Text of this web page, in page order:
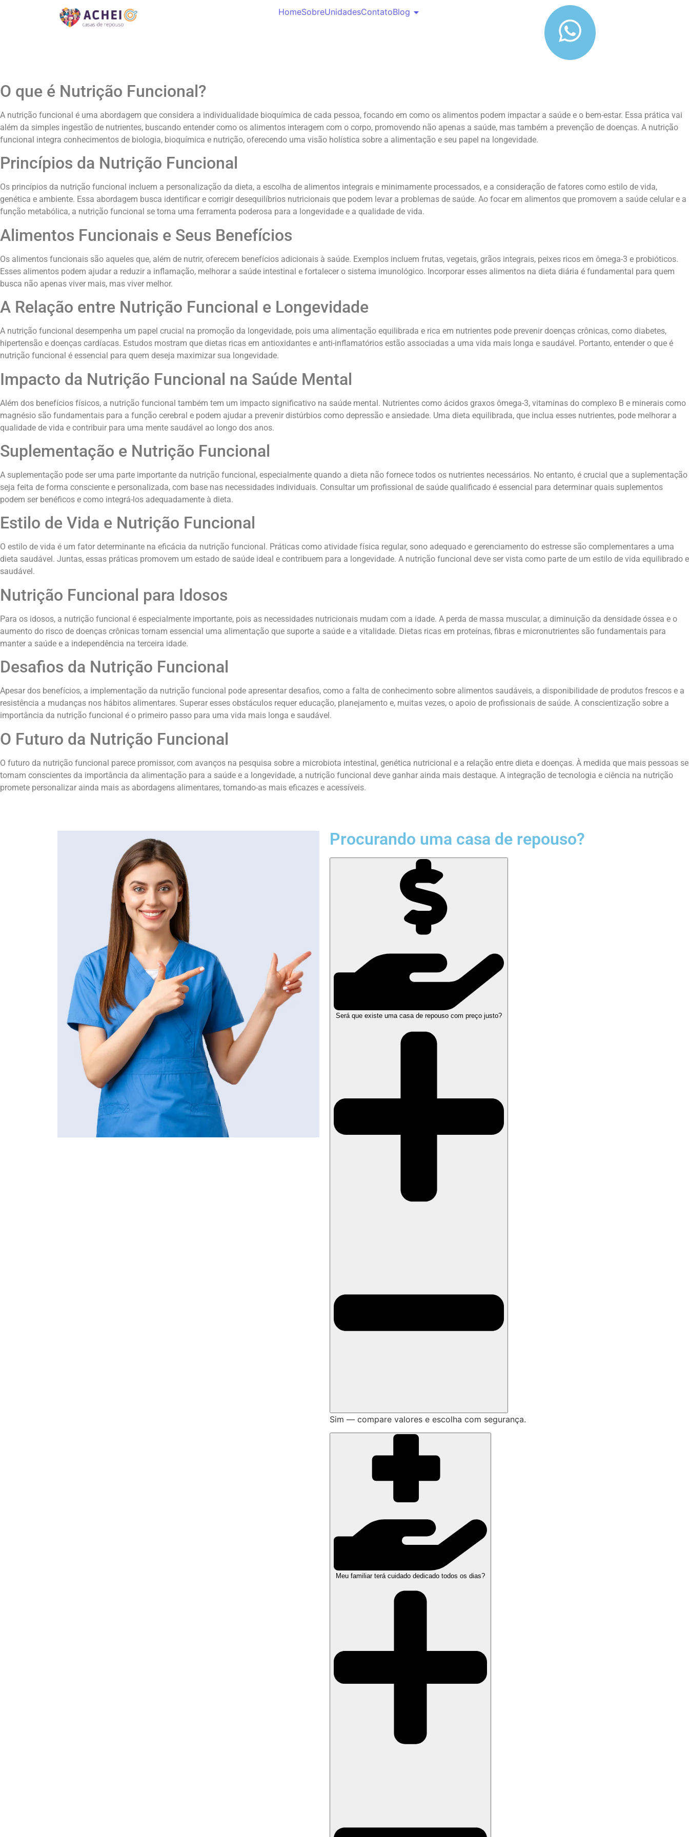
HomeSobreUnidadesContatoBlog
O que é Nutrição Funcional?
A nutrição funcional é uma abordagem que considera a individualidade bioquímica de cada pessoa, focando em como os alimentos podem impactar a saúde e o bem-estar. Essa prática vai
além da simples ingestão de nutrientes, buscando entender como os alimentos interagem com o corpo, promovendo não apenas a saúde, mas também a prevenção de doenças. A nutrição
funcional integra conhecimentos de biologia, bioquímica e nutrição, oferecendo uma visão holística sobre a alimentação e seu papel na longevidade.
Princípios da Nutrição Funcional
Os princípios da nutrição funcional incluem a personalização da dieta, a escolha de alimentos integrais e minimamente processados, e a consideração de fatores como estilo de vida,
genética e ambiente. Essa abordagem busca identificar e corrigir desequilíbrios nutricionais que podem levar a problemas de saúde. Ao focar em alimentos que promovem a saúde celular e a
função metabólica, a nutrição funcional se torna uma ferramenta poderosa para a longevidade e a qualidade de vida.
Alimentos Funcionais e Seus Benefícios
Os alimentos funcionais são aqueles que, além de nutrir, oferecem benefícios adicionais à saúde. Exemplos incluem frutas, vegetais, grãos integrais, peixes ricos em ômega-3 e probióticos.
Esses alimentos podem ajudar a reduzir a inflamação, melhorar a saúde intestinal e fortalecer o sistema imunológico. Incorporar esses alimentos na dieta diária é fundamental para quem
busca não apenas viver mais, mas viver melhor.
A Relação entre Nutrição Funcional e Longevidade
A nutrição funcional desempenha um papel crucial na promoção da longevidade, pois uma alimentação equilibrada e rica em nutrientes pode prevenir doenças crônicas, como diabetes,
hipertensão e doenças cardíacas. Estudos mostram que dietas ricas em antioxidantes e anti-inflamatórios estão associadas a uma vida mais longa e saudável. Portanto, entender o que é
nutrição funcional é essencial para quem deseja maximizar sua longevidade.
Impacto da Nutrição Funcional na Saúde Mental
Além dos benefícios físicos, a nutrição funcional também tem um impacto significativo na saúde mental. Nutrientes como ácidos graxos ômega-3, vitaminas do complexo B e minerais como
magnésio são fundamentais para a função cerebral e podem ajudar a prevenir distúrbios como depressão e ansiedade. Uma dieta equilibrada, que inclua esses nutrientes, pode melhorar a
qualidade de vida e contribuir para uma mente saudável ao longo dos anos.
Suplementação e Nutrição Funcional
A suplementação pode ser uma parte importante da nutrição funcional, especialmente quando a dieta não fornece todos os nutrientes necessários. No entanto, é crucial que a suplementação
seja feita de forma consciente e personalizada, com base nas necessidades individuais. Consultar um profissional de saúde qualificado é essencial para determinar quais suplementos
podem ser benéficos e como integrá-los adequadamente à dieta.
Estilo de Vida e Nutrição Funcional
O estilo de vida é um fator determinante na eficácia da nutrição funcional. Práticas como atividade física regular, sono adequado e gerenciamento do estresse são complementares a uma
dieta saudável. Juntas, essas práticas promovem um estado de saúde ideal e contribuem para a longevidade. A nutrição funcional deve ser vista como parte de um estilo de vida equilibrado e
saudável.
Nutrição Funcional para Idosos
Para os idosos, a nutrição funcional é especialmente importante, pois as necessidades nutricionais mudam com a idade. A perda de massa muscular, a diminuição da densidade óssea e o
aumento do risco de doenças crônicas tornam essencial uma alimentação que suporte a saúde e a vitalidade. Dietas ricas em proteínas, fibras e micronutrientes são fundamentais para
manter a saúde e a independência na terceira idade.
Desafios da Nutrição Funcional
Apesar dos benefícios, a implementação da nutrição funcional pode apresentar desafios, como a falta de conhecimento sobre alimentos saudáveis, a disponibilidade de produtos frescos e a
resistência a mudanças nos hábitos alimentares. Superar esses obstáculos requer educação, planejamento e, muitas vezes, o apoio de profissionais de saúde. A conscientização sobre a
importância da nutrição funcional é o primeiro passo para uma vida mais longa e saudável.
O Futuro da Nutrição Funcional
O futuro da nutrição funcional parece promissor, com avanços na pesquisa sobre a microbiota intestinal, genética nutricional e a relação entre dieta e doenças. À medida que mais pessoas se
tornam conscientes da importância da alimentação para a saúde e a longevidade, a nutrição funcional deve ganhar ainda mais destaque. A integração de tecnologia e ciência na nutrição
promete personalizar ainda mais as abordagens alimentares, tornando-as mais eficazes e acessíveis.
Procurando uma casa de repouso?
Será que existe uma casa de repouso com preço justo?
Sim — compare valores e escolha com segurança.
Meu familiar terá cuidado dedicado todos os dias?